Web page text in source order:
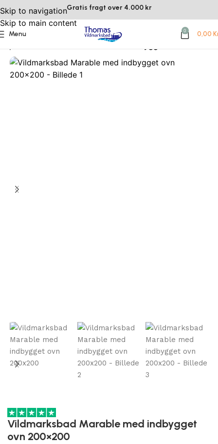
Skip to navigation
Skip to main content
Gratis fragt over 4.000 kr
Menu 0 0,00
Vildmarksbad Marable med indbygget
ovn 200×200